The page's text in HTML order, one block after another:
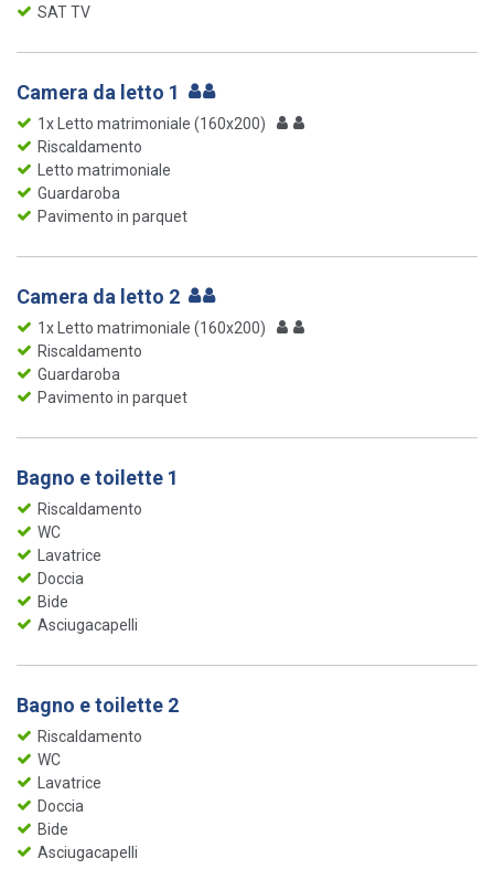
SAT TV
Camera da letto 1
1x Letto matrimoniale (160x200)
Riscaldamento
Letto matrimoniale
Guardaroba
Pavimento in parquet
Camera da letto 2
1x Letto matrimoniale (160x200)
Riscaldamento
Guardaroba
Pavimento in parquet
Bagno e toilette 1
Riscaldamento
WC
Lavatrice
Doccia
Bide
Asciugacapelli
Bagno e toilette 2
Riscaldamento
WC
Lavatrice
Doccia
Bide
Asciugacapelli